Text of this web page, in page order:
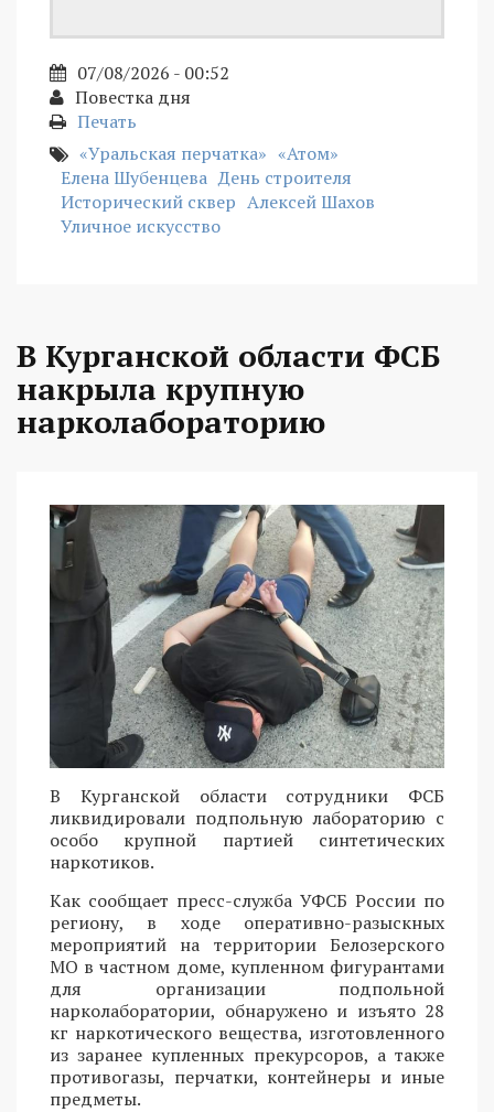
07/08/2026 - 00:52
Повестка дня
Печать
«Уральская перчатка» «Атом»
Елена Шубенцева День строителя
Исторический сквер Алексей Шахов
Уличное искусство
В Курганской области ФСБ
накрыла крупную
нарколабораторию
В Курганской области сотрудники ФСБ
ликвидировали подпольную лабораторию с
особо крупной партией синтетических
наркотиков.
Как сообщает пресс-служба УФСБ России по
региону, в ходе оперативно-разыскных
мероприятий на территории Белозерского
МО в частном доме, купленном фигурантами
для организации подпольной
нарколаборатории, обнаружено и изъято 28
кг наркотического вещества, изготовленного
из заранее купленных прекурсоров, а также
противогазы, перчатки, контейнеры и иные
предметы.